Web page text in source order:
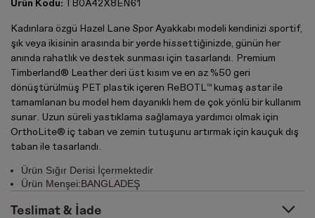
Ürün Kodu: TB0A42X8EN61
Kadınlara özgü Hazel Lane Spor Ayakkabı modeli kendinizi sportif,
şık veya ikisinin arasında bir yerde hissettiğinizde, günün her
anında rahatlık ve destek sunması için tasarlandı. Premium
Timberland® Leather deri üst kısım ve en az %50 geri
dönüştürülmüş PET plastik içeren ReBOTL™ kumaş astar ile
tamamlanan bu model hem dayanıklı hem de çok yönlü bir kullanım
sunar. Uzun süreli yastıklama sağlamaya yardımcı olmak için
OrthoLite® iç taban ve zemin tutuşunu artırmak için kauçuk dış
taban ile tasarlandı.
Ürün Sığır Derisi İçermektedir
Ürün Menşei:BANGLADEŞ
Teslimat & İade